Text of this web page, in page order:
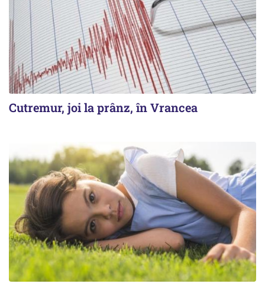
Cutremur, joi la prânz, în Vrancea